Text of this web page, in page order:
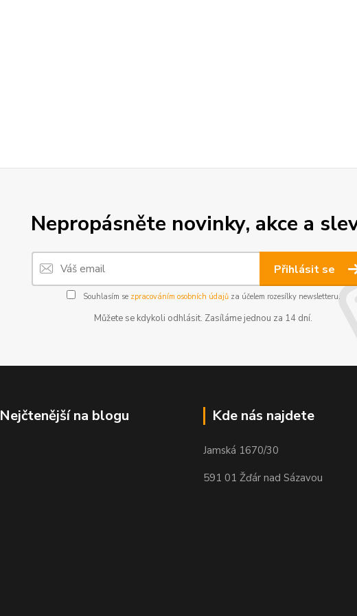
Nepropásněte novinky, akce a
Přihlásit se
Souhlasím se zpracováním osobních údajůza účelem rozesílky newsletteru.
Můžete se kdykoli odhlásit. Zasíláme jednou za 14 dní.
Nejčtenější na blogu Kde nás najdete
Jamská 1670/30
591 01 Žďár nad Sázavou